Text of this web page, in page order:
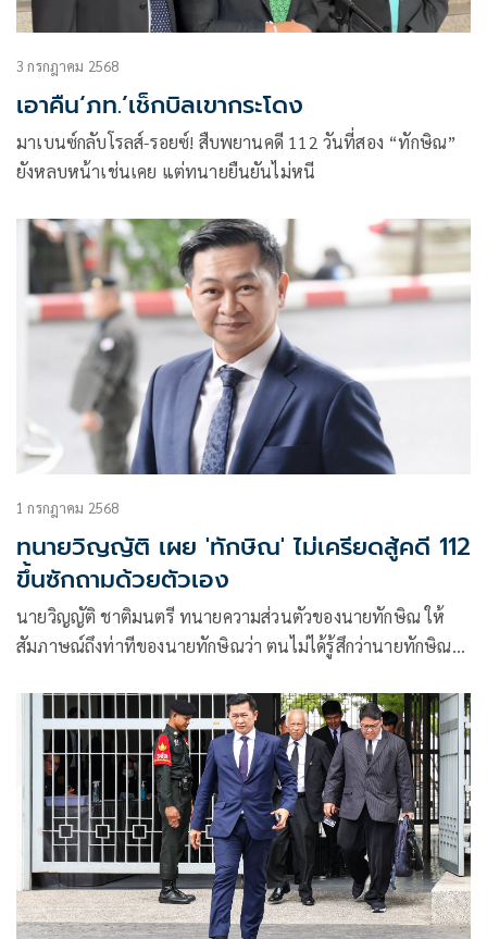
3 กรกฎาคม 2568
เอาคืน‘ภท.’เช็กบิลเขากระโดง
มาเบนซ์กลับโรลส์-รอยซ์! สืบพยานคดี 112 วันที่สอง “ทักษิณ”
ยังหลบหน้าเช่นเคย แต่ทนายยืนยันไม่หนี
1 กรกฎาคม 2568
ทนายวิญญัติ เผย 'ทักษิณ' ไม่เครียดสู้คดี 112
ขึ้นซักถามด้วยตัวเอง
นายวิญญัติ ชาติมนตรี ทนายความส่วนตัวของนายทักษิณ ให้
สัมภาษณ์ถึงท่าทีของนายทักษิณว่า ตนไม่ได้รู้สึกว่านายทักษิณดู
ยังห้องพิจารณาคดีไม่มีความสุขอย่างแน่นอน เจ้าตัวอาจจะมี
ความเหนื่อยล้าหรือง่วงนอนจากการที่ต้องอยู่ภายในนั้นทั้งวัน